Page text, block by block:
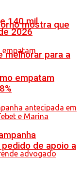
mostra que
melhorar para a
140 mil
2026
empatam
de apoio a